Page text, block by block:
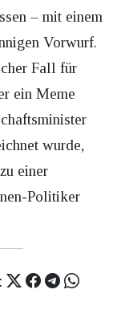
– mit einem
Vorwurf.
Fall für
ein Meme
wurde,
einer
Politiker